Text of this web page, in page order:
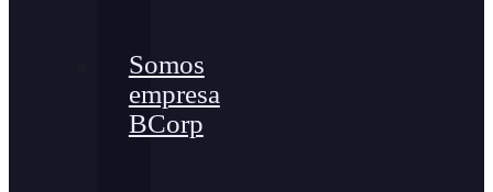
Somos
empresa
BCorp